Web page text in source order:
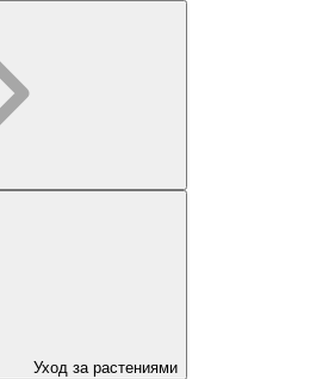
Уход за растениями